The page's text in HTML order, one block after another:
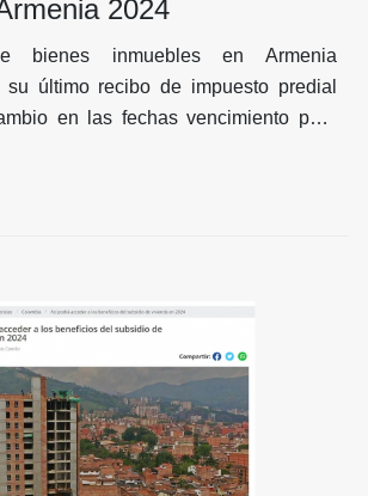
2024
bienes inmuebles en Armenia
su último recibo de impuesto predial
en las fechas vencimiento para
Ante esto, en las calles y alrededores
muchos se preguntan cuáles
que van a tener para cumplir con